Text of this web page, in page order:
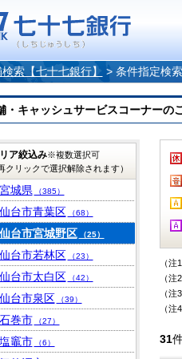
検索【七十七銀行】 > 条件指定検
・キャッシュサービスコーナー
（
（
（
（
31
ア絞込み※複数選択可
クリックで選択解除されます）
宮城県 （385）
仙台市青葉区 （68）
仙台市宮城野区 （25）
仙台市若林区 （23）
仙台市太白区 （42）
仙台市泉区 （39）
石巻市 （27）
塩竈市 （6）